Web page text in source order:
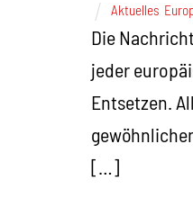
Aktuelles,
Die
jeder
Entsetzen.
[…]